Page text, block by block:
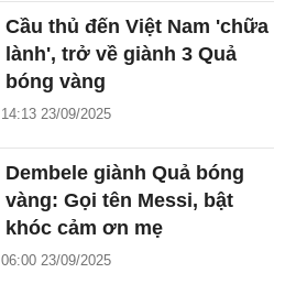
Cầu thủ đến Việt Nam 'chữa
lành', trở về giành 3 Quả
bóng vàng
14:13 23/09/2025
Dembele giành Quả bóng
vàng: Gọi tên Messi, bật
khóc cảm ơn mẹ
06:00 23/09/2025